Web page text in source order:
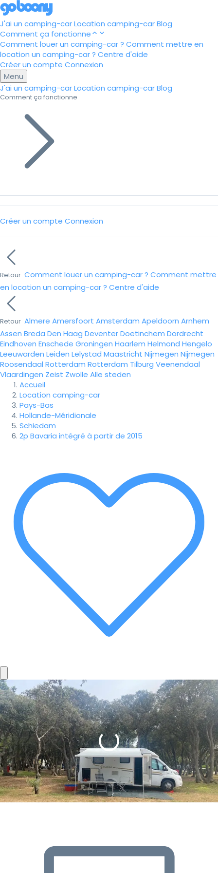
J'ai un camping-carLocation camping-carBlog
Comment ça fonctionne
Comment louer un camping-car ? Comment mettre en
location un camping-car ? Centre d'aide
Créer un compte Connexion
Menu
J'ai un camping-carLocation camping-carBlog
Comment ça fonctionne
Créer un compte Connexion
Retour Comment louer un camping-car ? Comment mettre
en location un camping-car ? Centre d'aide
Retour Almere Amersfoort Amsterdam Apeldoorn Arnhem
Assen Breda Den Haag DeventerDoetinchem Dordrecht
Eindhoven Enschede Groningen Haarlem Helmond Hengelo
Leeuwarden Leiden Lelystad Maastricht Nijmegen Nijmegen
Roosendaal Rotterdam Rotterdam Tilburg Veenendaal
Vlaardingen Zeist Zwolle Alle steden
Accueil
Location camping-car
Pays-Bas
Hollande-Méridionale
Schiedam
2p Bavaria intégré à partir de 2015